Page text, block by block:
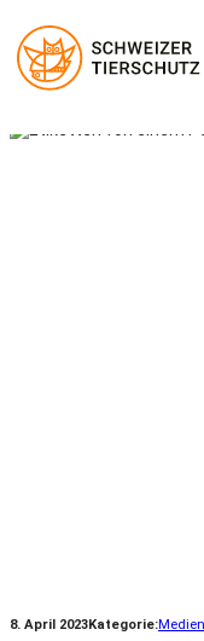
8. April 2023Kategorie: